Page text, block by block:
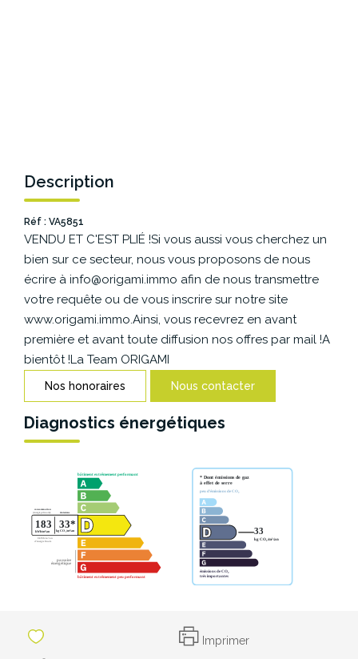
ESPACE BAILLEURS
ESPACE VENDEUR
CONTACT
Description
Réf : VA5851
VENDU ET C'EST PLIÉ !Si vous aussi vous cherchez un
bien sur ce secteur, nous vous proposons de nous
écrire à info@origami.immo afin de nous transmettre
votre requête ou de vous inscrire sur notre site
www.origami.immo.Ainsi, vous recevrez en avant
première et avant toute diffusion nos offres par mail !A
bientôt !La Team ORIGAMI
Nos honoraires Nous contacter
Diagnostics énergétiques
Imprimer